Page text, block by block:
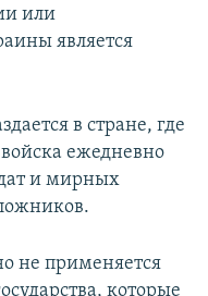
или
является
в стране, где
ежедневно
и мирных
не применяется
которые